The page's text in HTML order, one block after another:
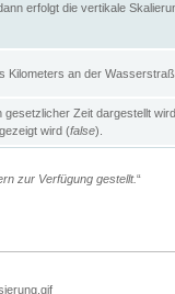
erfolgt die vertikale
Kilometers an der
gesetzlicher Zeit dargestellt
wird (false).
zur Verfügung gestellt.“